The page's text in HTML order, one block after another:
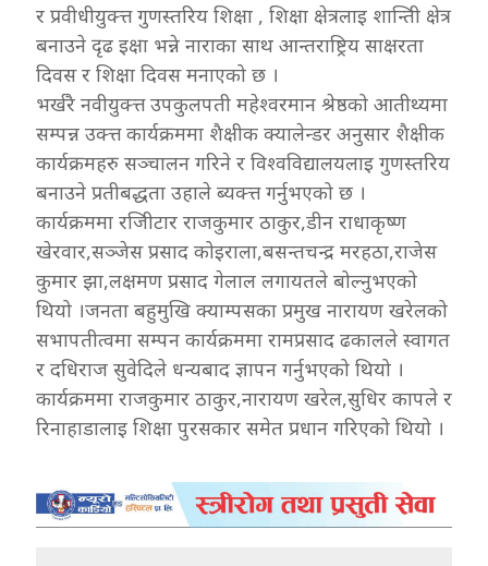
र प्रवीधीयुक्त्त गुणस्तरिय शिक्षा , शिक्षा क्षेत्रलाइ शान्तिी क्षेत्र
बनाउने दृढ इक्षा भन्ने नाराका साथ आन्तराष्ट्रिय साक्षरता
दिवस र शिक्षा दिवस मनाएको छ ।
भर्खरै नवीयुक्त्त उपकुलपती महेश्वरमान श्रेष्ठको आतीथ्यमा
सम्पन्न उक्त्त कार्यक्रममा शैक्षीक क्यालेन्डर अनुसार शैक्षीक
कार्यक्रमहरु सञ्चालन गरिने र विश्वविद्यालयलाइ गुणस्तरिय
बनाउने प्रतीबद्धता उहाले ब्यक्त्त गर्नुभएको छ ।
कार्यक्रममा रजिीटार राजकुमार ठाकुर,डीन राधाकृष्ण
खेरवार,सञ्जेस प्रसाद कोइराला,बसन्तचन्द्र मरहठा,राजेस
कुमार झा,लक्षमण प्रसाद गेलाल लगायतले बोल्नुभएको
थियो ।जनता बहुमुखि क्याम्पसका प्रमुख नारायण खरेलको
सभापतीत्वमा सम्पन कार्यक्रममा रामप्रसाद ढकालले स्वागत
र दधिराज सुवेदिले धन्यबाद ज्ञापन गर्नुभएको थियो ।
कार्यक्रममा राजकुमार ठाकुर,नारायण खरेल,सुधिर कापले र
रिनाहाडालाइ शिक्षा पुरसकार समेत प्रधान गरिएको थियो ।